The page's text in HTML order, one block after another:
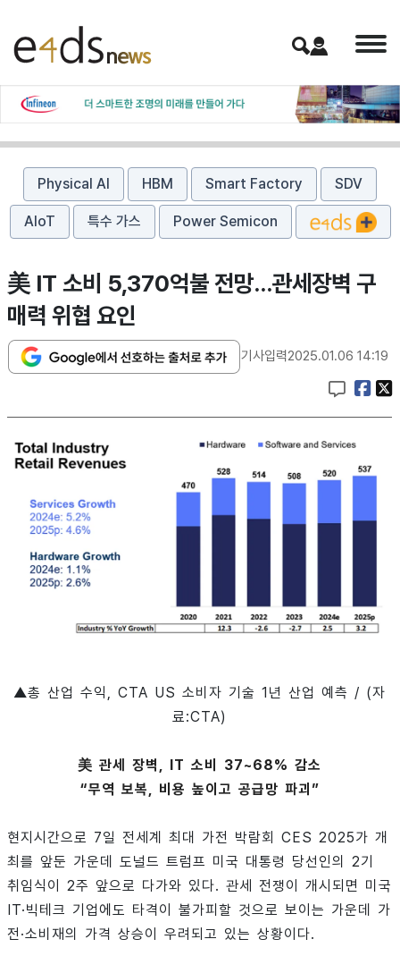
Physical AI HBM Smart Factory SDV
AIoT 특수 가스 Power Semicon
美 IT 소비 5,370억불 전망...관세장벽 구
매력 위협 요인
기사입력2025.01.06 14:19
▲총 산업 수익, CTA US 소비자 기술 1년 산업 예측 / (자
료:CTA)
美 관세 장벽, IT 소비 37~68% 감소
“무역 보복, 비용 높이고 공급망 파괴”
현지시간으로 7일 전세계 최대 가전 박람회 CES 2025가 개
최를 앞둔 가운데 도널드 트럼프 미국 대통령 당선인의 2기
취임식이 2주 앞으로 다가와 있다. 관세 전쟁이 개시되면 미국
IT·빅테크 기업에도 타격이 불가피할 것으로 보이는 가운데 가
전·소비재의 가격 상승이 우려되고 있는 상황이다.